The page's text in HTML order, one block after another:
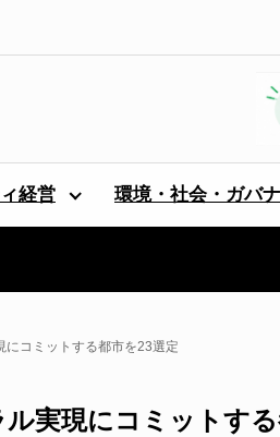
経営 環境・社会・ガバ
コミットする都市を23選定
実現にコミットす